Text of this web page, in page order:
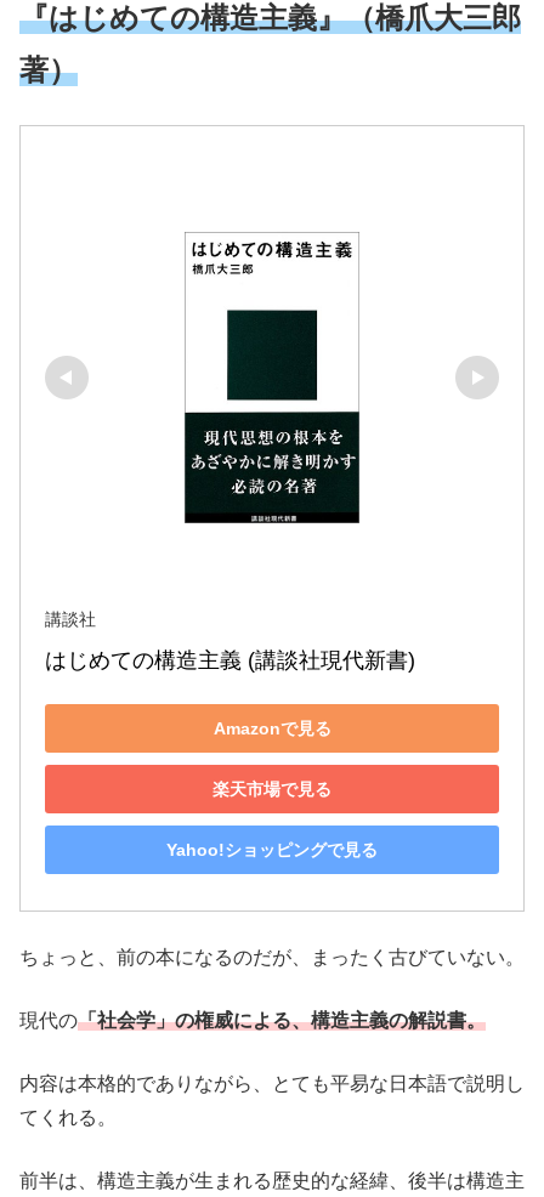
『はじめての構造主義』（橋爪大三郎
著）
講談社
はじめての構造主義 (講談社現代新書)
Amazonで見る
楽天市場で見る
Yahoo!ショッピングで見る
ちょっと、前の本になるのだが、まったく古びていない。
現代の「社会学」の権威による、構造主義の解説書。
内容は本格的でありながら、とても平易な日本語で説明し
てくれる。
前半は、構造主義が生まれる歴史的な経緯、後半は構造主